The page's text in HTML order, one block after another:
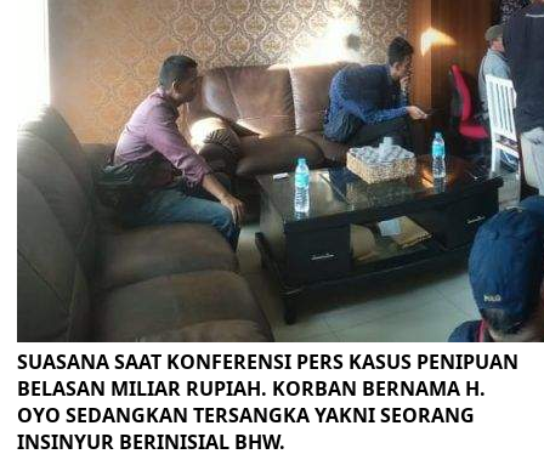
SUASANA SAAT KONFERENSI PERS KASUS PENIPUAN
BELASAN MILIAR RUPIAH. KORBAN BERNAMA H.
OYO SEDANGKAN TERSANGKA YAKNI SEORANG
INSINYUR BERINISIAL BHW.